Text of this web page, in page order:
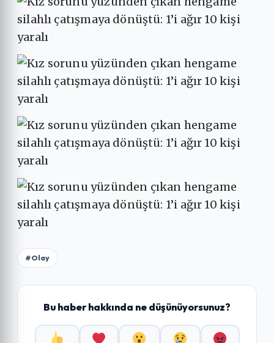
#Olay
Bu haber hakkında ne düşünüyorsunuz?